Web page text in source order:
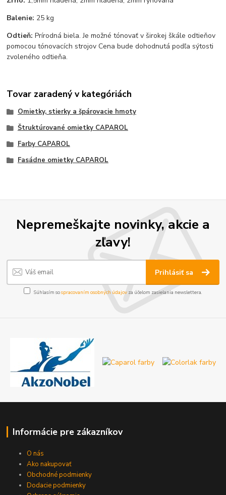
Balenie: 25 kg
Odtieň: Prírodná biela. Je možné tónovať v širokej škále odtieňov
pomocou tónovacích strojov Cena bude dohodnutá podľa sýtosti
zvoleného odtieňa.
Tovar zaradený v kategóriách
Omietky, stierky a špárovacie hmoty
Štruktúrované omietky CAPAROL
Farby CAPAROL
Fasádne omietky CAPAROL
Nepremeškajte novinky, akcie a
zľavy!
Prihlásiť sa
Súhlasím sospracovaním osobných údajov za účelom zasielania newslettera.
Informácie pre zákazníkov
O nás
Ako nakupovať
Obchodné podmienky
Dodacie podmienky